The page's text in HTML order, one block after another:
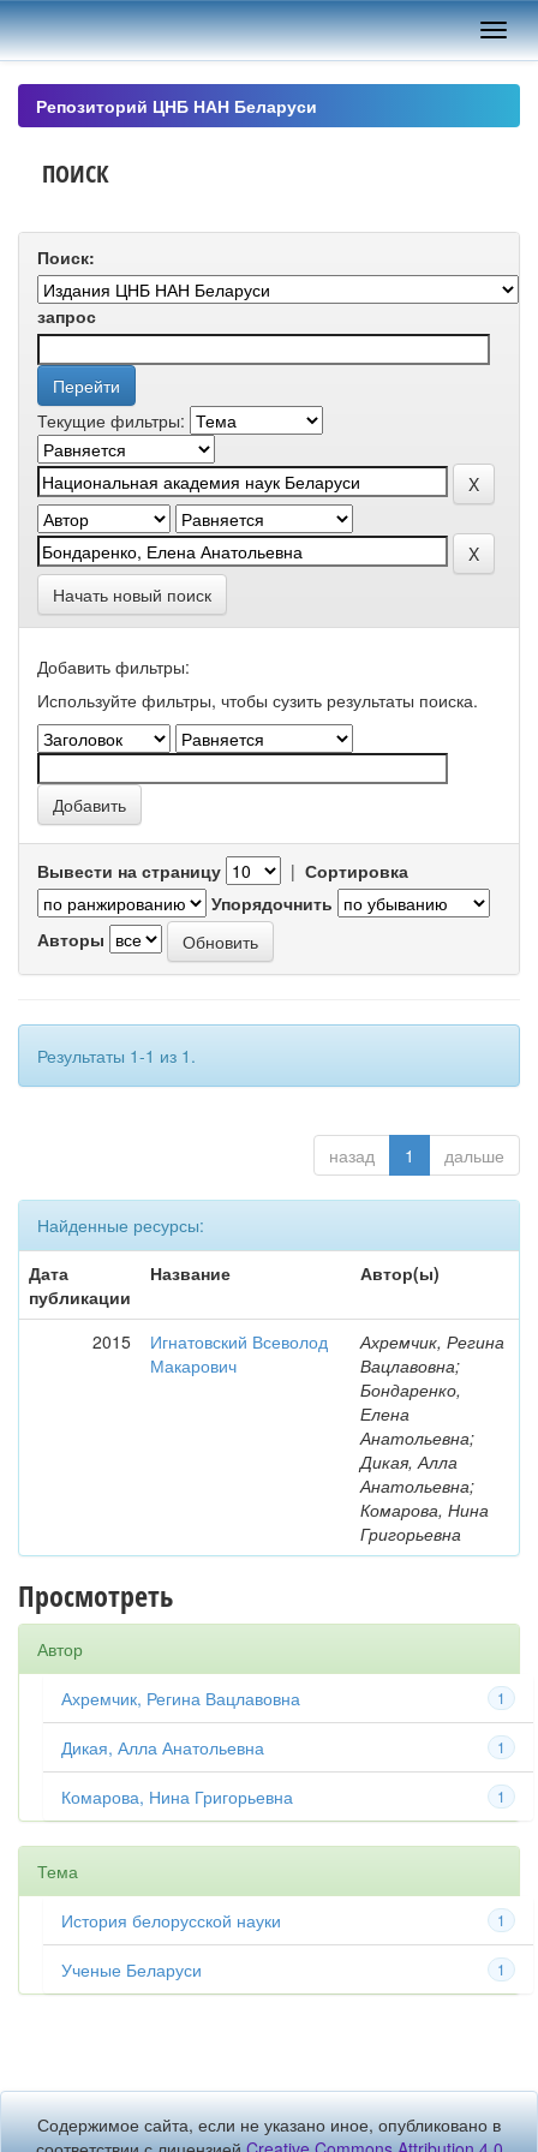
Skip
navigation
Репозиторий ЦНБ НАН Беларуси
ПОИСК
Поиск:
запрос
Текущие фильтры:
Начать новый поиск
Добавить фильтры:
Используйте фильтры, чтобы сузить результаты поиска.
Вывести на страницу | Сортировка
Упорядочнить
Авторы
Результаты 1-1 из 1.
назад 1 дальше
Найденные ресурсы:
Дата
публикации
Название Автор(ы)
2015
Игнатовский Всеволод
Макарович
Ахремчик, Регина
Вацлавовна;
Бондаренко,
Елена
Анатольевна;
Дикая, Алла
Анатольевна;
Комарова, Нина
Григорьевна
Просмотреть
Автор
1
Ахремчик, Регина Вацлавовна
1
Дикая, Алла Анатольевна
1
Комарова, Нина Григорьевна
Тема
1
История белорусской науки
1
Ученые Беларуси
Содержимое сайта, если не указано иное, опубликовано в